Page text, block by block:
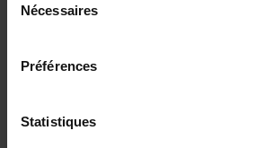
à l’exception des cookies
fonctionnement du site. Une
cookies est accessible sous
dessus.
Il est précisé que la navigation sur
fonctionnalités (ex : lecture de
Nécessaires
Préférences
Statistiques
entrepreneurs au Luxembourg